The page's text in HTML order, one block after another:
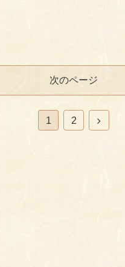
次のページ
1 2
次